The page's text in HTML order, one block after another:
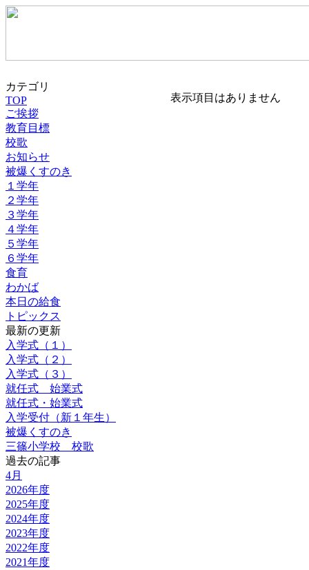
カテゴリ
TOP
ご挨拶
教育目標
校歌
お知らせ
被爆くすのき
１学年
２学年
３学年
４学年
５学年
６学年
食育
わかば
本日の給食
トピックス
最新の更新
入学式（１）
入学式（２）
入学式（３）
就任式 始業式
就任式・始業式
入学受付（新１年生）
被爆くすのき
三篠小学校 校歌
過去の記事
4月
2026年度
2025年度
2024年度
2023年度
2022年度
2021年度
表示項目はありません